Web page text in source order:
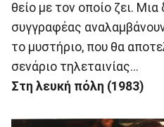
θείο με τον οποίο ζει.
συγγραφέας
το μυστήριο, που θα
σενάριο τηλεταινίας...
Στη λευκή πόλη (1983)